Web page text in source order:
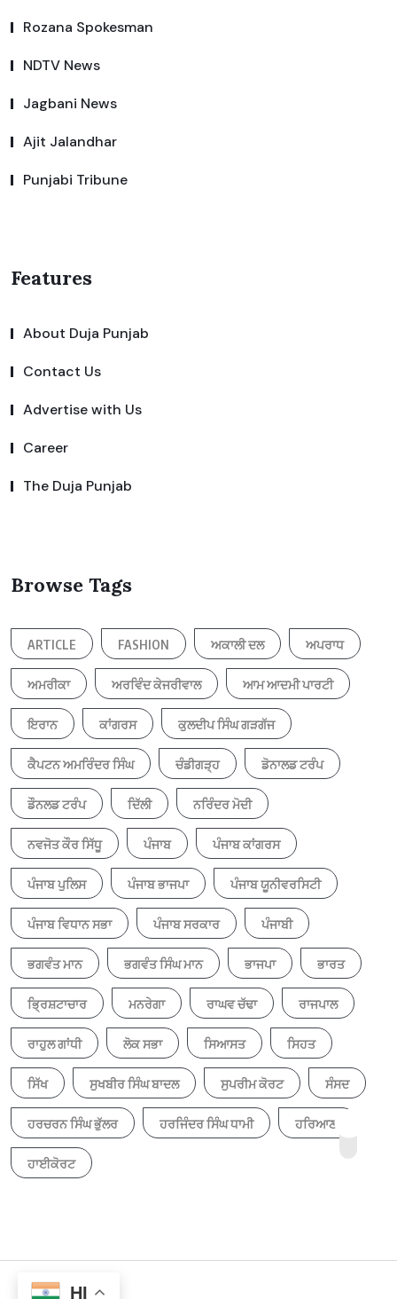
Rozana Spokesman
NDTV News
Jagbani News
Ajit Jalandhar
Punjabi Tribune
Features
About Duja Punjab
Contact Us
Advertise with Us
Career
The Duja Punjab
Browse Tags
ARTICLE FASHION ਅਕਾਲੀ ਦਲ ਅਪਰਾਧ
ਅਮਰੀਕਾ ਅਰਵਿੰਦ ਕੇਜਰੀਵਾਲ ਆਮ ਆਦਮੀ ਪਾਰਟੀ
ਇਰਾਨ ਕਾਂਗਰਸ ਕੁਲਦੀਪ ਸਿੰਘ ਗੜਗੱਜ
ਕੈਪਟਨ ਅਮਰਿੰਦਰ ਸਿੰਘ ਚੰਡੀਗੜ੍ਹ ਡੋਨਾਲਡ ਟਰੰਪ
ਡੌਨਲਡ ਟਰੰਪ ਦਿੱਲੀ ਨਰਿੰਦਰ ਮੋਦੀ
ਨਵਜੋਤ ਕੌਰ ਸਿੱਧੂ ਪੰਜਾਬ ਪੰਜਾਬ ਕਾਂਗਰਸ
ਪੰਜਾਬ ਪੁਲਿਸ ਪੰਜਾਬ ਭਾਜਪਾ ਪੰਜਾਬ ਯੂਨੀਵਰਸਿਟੀ
ਪੰਜਾਬ ਵਿਧਾਨ ਸਭਾ ਪੰਜਾਬ ਸਰਕਾਰ ਪੰਜਾਬੀ
ਭਗਵੰਤ ਮਾਨ ਭਗਵੰਤ ਸਿੰਘ ਮਾਨ ਭਾਜਪਾ ਭਾਰਤ
ਭ੍ਰਿਸ਼ਟਾਚਾਰ ਮਨਰੇਗਾ ਰਾਘਵ ਚੱਢਾ ਰਾਜਪਾਲ
ਰਾਹੁਲ ਗਾਂਧੀ ਲੋਕ ਸਭਾ ਸਿਆਸਤ ਸਿਹਤ
ਸਿੱਖ ਸੁਖਬੀਰ ਸਿੰਘ ਬਾਦਲ ਸੁਪਰੀਮ ਕੋਰਟ ਸੰਸਦ
ਹਰਚਰਨ ਸਿੰਘ ਭੁੱਲਰ ਹਰਜਿੰਦਰ ਸਿੰਘ ਧਾਮੀ ਹਰਿਆਣਾ
ਹਾਈਕੋਰਟ
HI